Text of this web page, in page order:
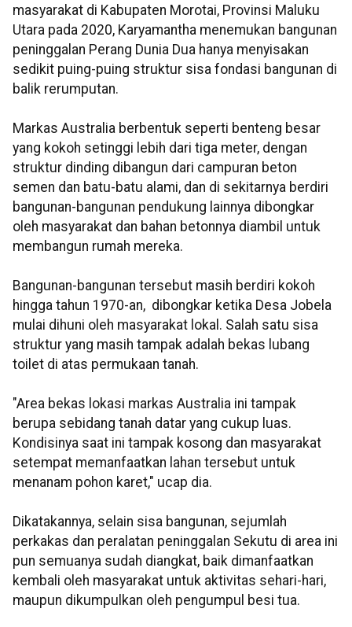
masyarakat di Kabupaten Morotai, Provinsi Maluku
Utara pada 2020, Karyamantha menemukan bangunan
peninggalan Perang Dunia Dua hanya menyisakan
sedikit puing-puing struktur sisa fondasi bangunan di
balik rerumputan.
Markas Australia berbentuk seperti benteng besar
yang kokoh setinggi lebih dari tiga meter, dengan
struktur dinding dibangun dari campuran beton
semen dan batu-batu alami, dan di sekitarnya berdiri
bangunan-bangunan pendukung lainnya dibongkar
oleh masyarakat dan bahan betonnya diambil untuk
membangun rumah mereka.
Bangunan-bangunan tersebut masih berdiri kokoh
hingga tahun 1970-an, dibongkar ketika Desa Jobela
mulai dihuni oleh masyarakat lokal. Salah satu sisa
struktur yang masih tampak adalah bekas lubang
toilet di atas permukaan tanah.
"Area bekas lokasi markas Australia ini tampak
berupa sebidang tanah datar yang cukup luas.
Kondisinya saat ini tampak kosong dan masyarakat
setempat memanfaatkan lahan tersebut untuk
menanam pohon karet," ucap dia.
Dikatakannya, selain sisa bangunan, sejumlah
perkakas dan peralatan peninggalan Sekutu di area ini
pun semuanya sudah diangkat, baik dimanfaatkan
kembali oleh masyarakat untuk aktivitas sehari-hari,
maupun dikumpulkan oleh pengumpul besi tua.